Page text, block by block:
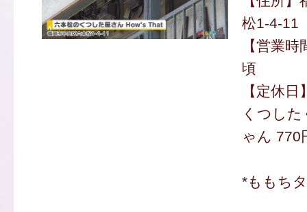
松1-4-11
【営業
頃
【定休
くつし
ゃん 770
*ももち